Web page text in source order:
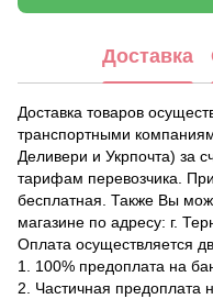
Доставка
Доставка товаров
транспортными
Деливери и Укрпочта) за
тарифам перевозчика.
бесплатная. Также Вы
магазине по адресу: г.
Оплата осуществляется
1. 100% предоплата на
2. Частичная предоплата